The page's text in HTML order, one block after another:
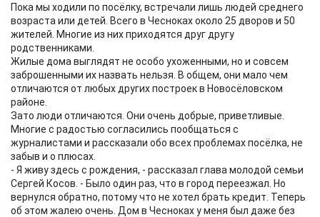
Пока мы ходили по посёлку, встречали лишь людей среднего
возраста или детей. Всего в Чесноках около 25 дворов и 50
жителей. Многие из них приходятся друг другу
родственниками.
Жилые дома выглядят не особо ухоженными, но и совсем
заброшенными их назвать нельзя. В общем, они мало чем
отличаются от любых других построек в Новосёловском
районе.
Зато люди отличаются. Они очень добрые, приветливые.
Многие с радостью согласились пообщаться с
журналистами и рассказали обо всех проблемах посёлка, не
забыв и о плюсах.
- Я живу здесь с рождения, - рассказал глава молодой семьи
Сергей Косов. - Было один раз, что в город переезжал. Но
вернулся обратно, потому что не хотел брать кредит. Теперь
об этом жалею очень. Дом в Чесноках у меня был даже без